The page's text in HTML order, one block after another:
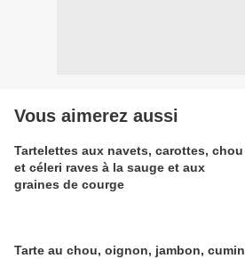
Vous aimerez aussi
Tartelettes aux navets, carottes, chou
et céleri raves à la sauge et aux
graines de courge
Tarte au chou, oignon, jambon, cumin